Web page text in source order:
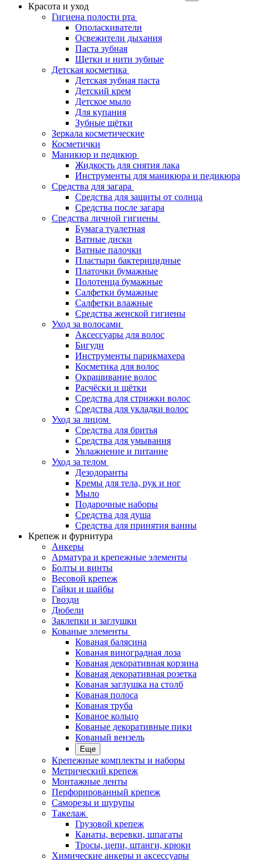
Красота и уход
Гигиена полости рта
Ополаскиватели
Освежители дыхания
Паста зубная
Щетки и нити зубные
Детская косметика
Детская зубная паста
Детский крем
Детское мыло
Для купания
Зубные щётки
Зеркала косметические
Косметички
Маникюр и педикюр
Жидкость для снятия лака
Инструменты для маникюра и педикюра
Средства для загара
Средства для защиты от солнца
Средства после загара
Средства личной гигиены
Бумага туалетная
Ватные диски
Ватные палочки
Пластыри бактерицидные
Платочки бумажные
Полотенца бумажные
Салфетки бумажные
Салфетки влажные
Средства женской гигиены
Уход за волосами
Аксессуары для волос
Бигуди
Инструменты парикмахера
Косметика для волос
Окрашивание волос
Расчёски и щётки
Средства для стрижки волос
Средства для укладки волос
Уход за лицом
Средства для бритья
Средства для умывания
Увлажнение и питание
Уход за телом
Дезодоранты
Кремы для тела, рук и ног
Мыло
Подарочные наборы
Средства для душа
Средства для принятия ванны
Крепеж и фурнитура
Анкеры
Арматура и крепежные элементы
Болты и винты
Весовой крепеж
Гайки и шайбы
Гвозди
Дюбели
Заклепки и заглушки
Кованые элементы
Кованая балясина
Кованая виноградная лоза
Кованая декоративная корзина
Кованая декоративная розетка
Кованая заглушка на столб
Кованая полоса
Кованая труба
Кованое кольцо
Кованые декоративные пики
Кованый вензель
Еще
Крепежные комплекты и наборы
Метрический крепеж
Монтажные ленты
Перфорированный крепеж
Саморезы и шурупы
Такелаж
Грузовой крепеж
Канаты, веревки, шпагаты
Тросы, цепи, штанги, крюки
Химические анкеры и аксессуары